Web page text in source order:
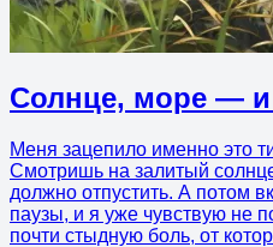
Солнце, море — и
Меня зацепило именно это
Смотришь на залитый
должно отпустить. А потом
паузы, и я уже чувствую не
почти стыдную боль, от